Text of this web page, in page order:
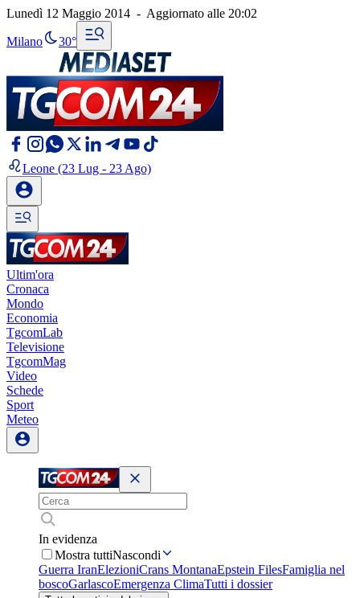
Lunedì 12 Maggio 2014 - Aggiornato alle 20:02
Milano 30°
Leone (23 Lug - 23 Ago)
Ultim'ora
Cronaca
Mondo
Economia
TgcomLab
Televisione
TgcomMag
Video
Schede
Sport
Meteo
In evidenza
Mostra tuttiNascondi
Guerra IranElezioniCrans MontanaEpstein FilesFamiglia nel
boscoGarlascoEmergenza ClimaTutti i dossier